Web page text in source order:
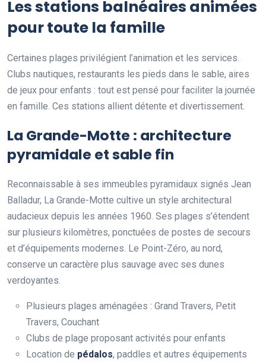
Les stations balnéaires animées
pour toute la famille
Certaines plages privilégient l’animation et les services.
Clubs nautiques, restaurants les pieds dans le sable, aires
de jeux pour enfants : tout est pensé pour faciliter la journée
en famille. Ces stations allient détente et divertissement.
La Grande-Motte : architecture
pyramidale et sable fin
Reconnaissable à ses immeubles pyramidaux signés Jean
Balladur, La Grande-Motte cultive un style architectural
audacieux depuis les années 1960. Ses plages s’étendent
sur plusieurs kilomètres, ponctuées de postes de secours
et d’équipements modernes. Le Point-Zéro, au nord,
conserve un caractère plus sauvage avec ses dunes
verdoyantes.
Plusieurs plages aménagées : Grand Travers, Petit
Travers, Couchant
Clubs de plage proposant activités pour enfants
Location de pédalos, paddles et autres équipements